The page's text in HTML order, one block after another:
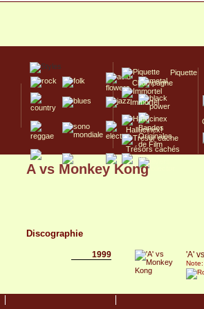
Piquette
Champagne
Immortel
Hallucinex!
Trésors cachés
Culte/Collector
A vs Monkey Kong
Discographie
1999 'A'